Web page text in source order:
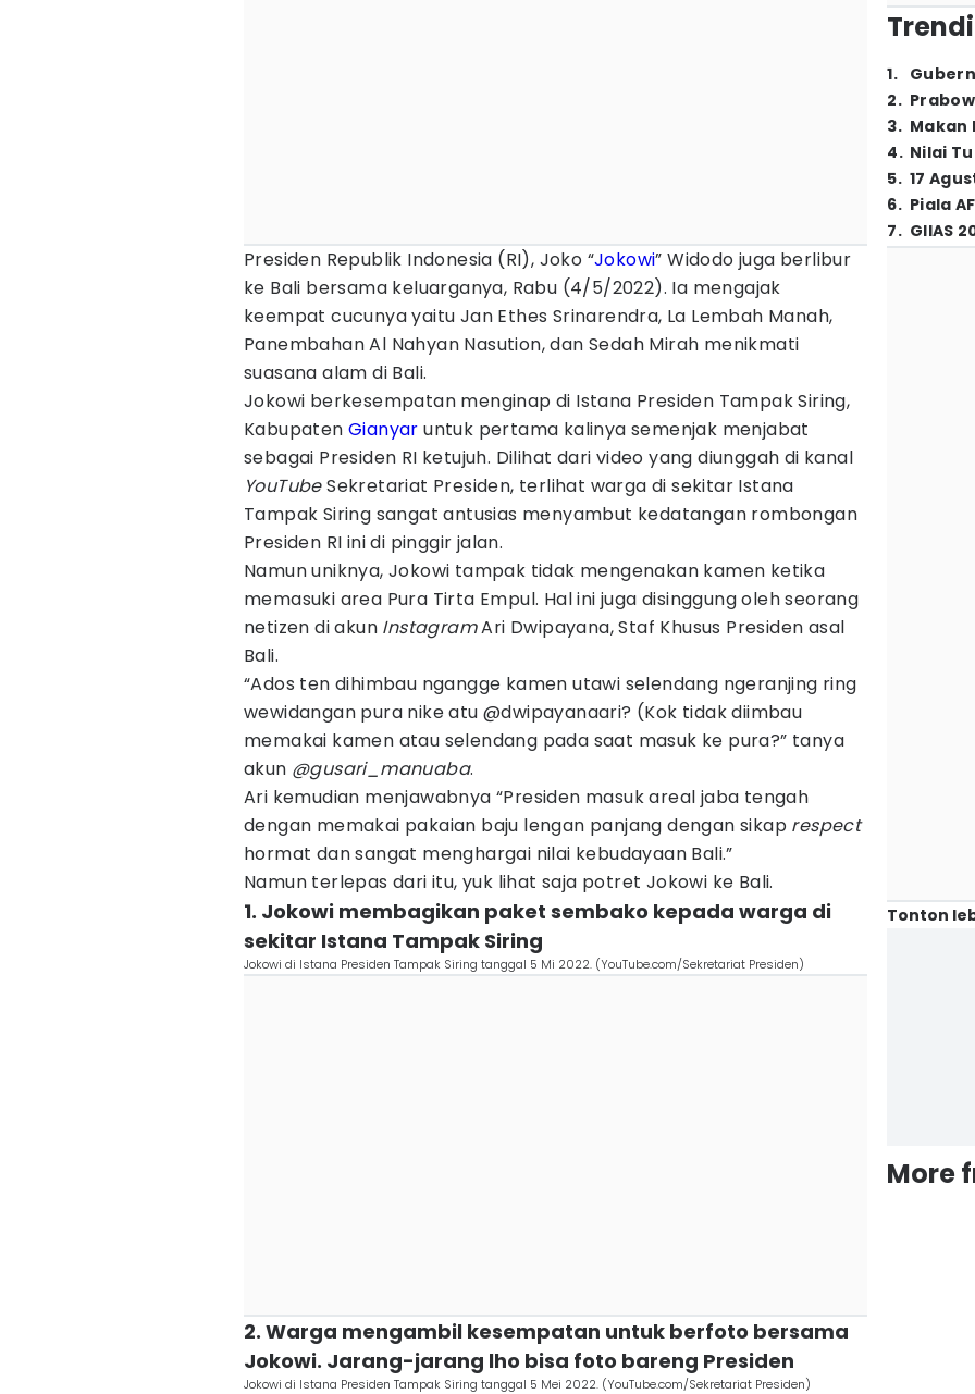
Presiden Republik Indonesia (RI), Joko “Jokowi” Widodo juga berlibur
ke Bali bersama keluarganya, Rabu (4/5/2022). Ia mengajak
keempat cucunya yaitu Jan Ethes Srinarendra, La Lembah Manah,
Panembahan Al Nahyan Nasution, dan Sedah Mirah menikmati
suasana alam di Bali.
Jokowi berkesempatan menginap di Istana Presiden Tampak Siring,
KabupatenGianyar untuk pertama kalinya semenjak menjabat
sebagai Presiden RI ketujuh. Dilihat dari video yang diunggah di kanal
YouTubeSekretariat Presiden, terlihat warga di sekitar Istana
Tampak Siring sangat antusias menyambut kedatangan rombongan
Presiden RI ini di pinggir jalan.
Namun uniknya, Jokowi tampak tidak mengenakan kamen ketika
memasuki area Pura Tirta Empul. Hal ini juga disinggung oleh seorang
netizen di akun InstagramAri Dwipayana, Staf Khusus Presiden asal
Bali.
“Ados ten dihimbau ngangge kamen utawi selendang ngeranjing ring
wewidangan pura nike atu @dwipayanaari? (Kok tidak diimbau
memakai kamen atau selendang pada saat masuk ke pura?” tanya
akun @gusari_manuaba.
Ari kemudian menjawabnya “Presiden masuk areal jaba tengah
dengan memakai pakaian baju lengan panjang dengan sikap respect
hormat dan sangat menghargai nilai kebudayaan Bali.”
Namun terlepas dari itu, yuk lihat saja potret Jokowi ke Bali.
1. Jokowi membagikan paket sembako kepada warga di
sekitar Istana Tampak Siring
Jokowi di Istana Presiden Tampak Siring tanggal 5 Mi 2022. (YouTube.com/Sekretariat Presiden)
2. Warga mengambil kesempatan untuk berfoto bersama
Jokowi. Jarang-jarang lho bisa foto bareng Presiden
Jokowi di Istana Presiden Tampak Siring tanggal 5 Mei 2022. (YouTube.com/Sekretariat Presiden)
1.
2.
3. Makan
4. Nilai
5. 17
6. Piala
7. GIIAS
Tonton
More